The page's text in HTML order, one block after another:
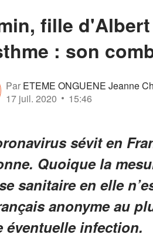
fille
: son
Par ETEME ONGUENE Jeanne
17 juil. 2020
15:46
sévit en
Quoique la
sanitaire en elle
anonyme au
éventuelle infection.